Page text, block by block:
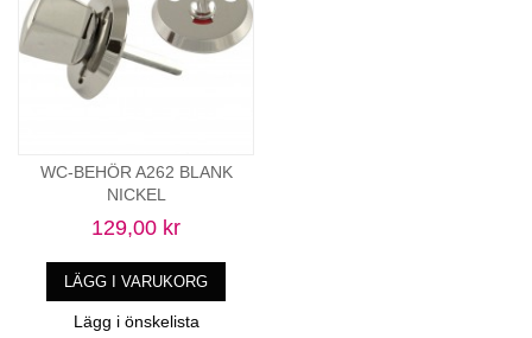
WC-BEHÖR A262 BLANK
NICKEL
129,00 kr
LÄGG I VARUKORG
Lägg i önskelista